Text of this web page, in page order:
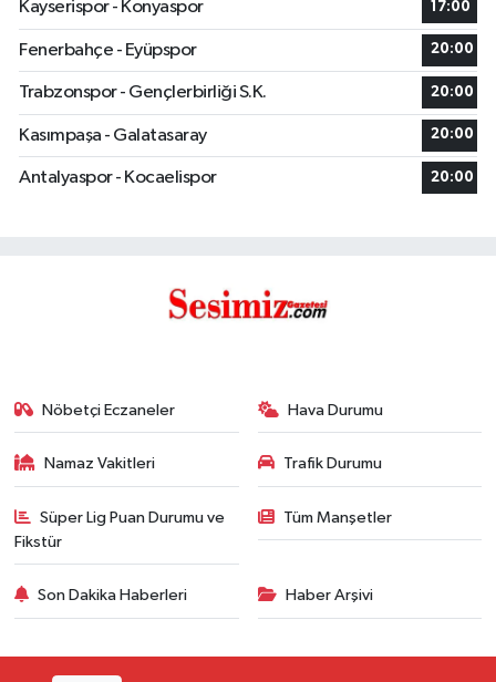
Kayserispor - Konyaspor
17:00
Fenerbahçe - Eyüpspor 20:00
Trabzonspor - Gençlerbirliği S.K. 20:00
Kasımpaşa - Galatasaray 20:00
Antalyaspor - Kocaelispor 20:00
Nöbetçi Eczaneler Hava Durumu
Namaz Vakitleri Trafik Durumu
Süper Lig Puan Durumu ve
Fikstür
Tüm Manşetler
Son Dakika Haberleri Haber Arşivi